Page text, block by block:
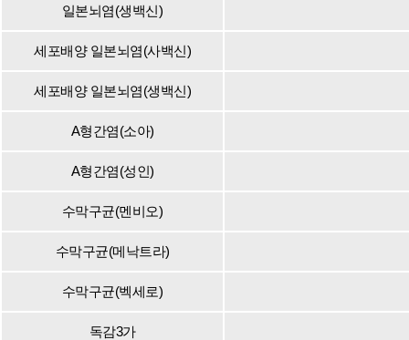
일본뇌염(생백신)
세포배양 일본뇌염(사백신)
세포배양 일본뇌염(생백신)
A형간염(소아)
A형간염(성인)
수막구균(멘비오)
수막구균(메낙트라)
수막구균(벡세로)
독감3가